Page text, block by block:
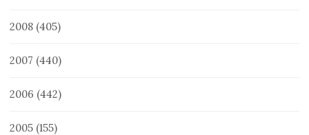
2008 (405)
2007 (440)
2006 (442)
2005 (155)